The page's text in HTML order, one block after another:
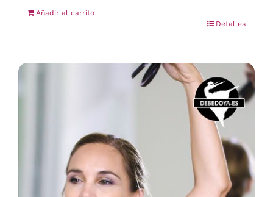
Añadir al carrito
Detalles